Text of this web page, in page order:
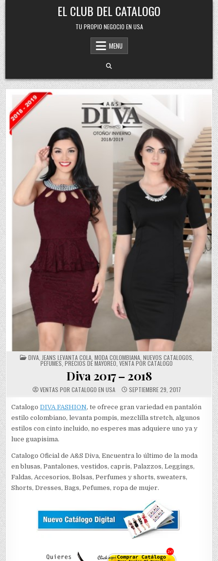
Skip
to
content
EL CLUB DEL CATALOGO
TU PROPIO NEGOCIO EN USA
MENU
POSTED
IN
DIVA, JEANS LEVANTA COLA, MODA COLOMBIANA, NUEVOS CATALOGOS
PEFUMES PRECIOS DE MAYOREO VENTA POR CATALOGO
Diva 2017 – 2018
VENTAS POR CATALOGO EN USA SEPTIEMBRE 29, 2017
CatalogoDIVA FASHION, te ofrece gran variedad en pantalón
estilo colombiano, levanta pompis, mezclilla stretch, algunos
estilos con cinto incluido, no esperes mas adquiere uno ya y
luce guapisima.
Catalogo Oficial de A&S Diva, Encuentra lo último de la moda
en blusas, Pantalones, vestidos, capris, Palazzos, Leggings,
Faldas, Accesorios, Bolsas, Perfumes y shorts, sweaters,
Shorts, Dresses, Bags, Pefumes, ropa de mujer.